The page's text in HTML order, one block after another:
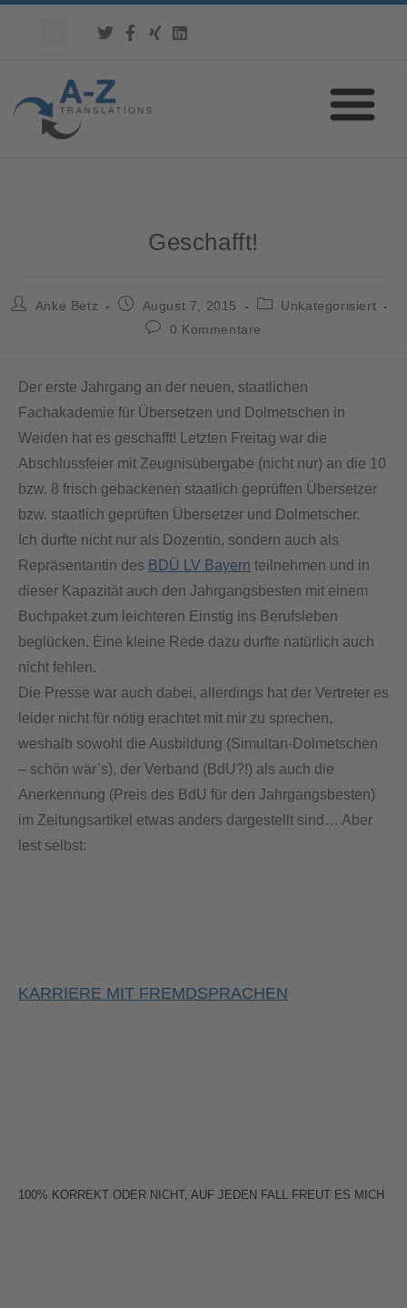
Geschafft!
Anke Betz August 7, 2015
Unkategorisiert
0 Kommentare
Der erste Jahrgang an der neuen, staatlichen
Fachakademie für Übersetzen und Dolmetschen in
Weiden hat es geschafft! Letzten Freitag war die
Abschlussfeier mit Zeugnisübergabe (nicht nur) an die 10
bzw. 8 frisch gebackenen staatlich geprüften Übersetzer
bzw. staatlich geprüften Übersetzer und Dolmetscher.
Ich durfte nicht nur als Dozentin, sondern auch als
Repräsentantin des BDÜ LV Bayern teilnehmen und in
dieser Kapazität auch den Jahrgangsbesten mit einem
Buchpaket zum leichteren Einstig ins Berufsleben
beglücken. Eine kleine Rede dazu durfte natürlich auch
nicht fehlen.
Die Presse war auch dabei, allerdings hat der Vertreter es
leider nicht für nötig erachtet mit mir zu sprechen,
weshalb sowohl die Ausbildung (Simultan-Dolmetschen
– schön wär’s), der Verband (BdU?!) als auch die
Anerkennung (Preis des BdU für den Jahrgangsbesten)
im Zeitungsartikel etwas anders dargestellt sind… Aber
lest selbst:
KARRIERE MIT FREMDSPRACHEN
100% KORREKT ODER NICHT, AUF JEDEN FALL FREUT ES MICH